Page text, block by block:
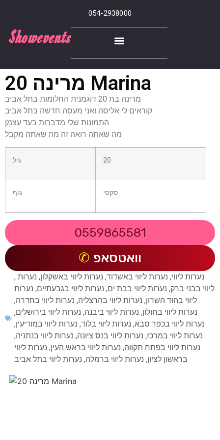
054-2938000
Showevents
מרינה 20 Marina
מרינה בת 20 דוגמנית החלומות בתל אביב
קוראים לי אליסה ואני מעסה חדשה בתל אביב
התמונות שלי מדברות בעד עצמן
מה שאתה רואה זה מה שאתה מקבל
גיל 20
גוף סקסי
0559865581
וואטסאפ
, נערות ליווי, נערות ליווי באשדוד, נערות ליווי באשקלון, נערות
ליווי בבני ברק, נערות ליווי בבת ים, נערות ליווי בגבעתיים, נערות
ליווי בהוד השרון, נערות ליווי בהרצליה, נערות ליווי בחדרה,
נערות ליווי בחולון, נערות ליווי ביבנה, נערות ליווי בירושלים,
נערות ליווי בכפר סבא, נערות ליווי בלוד, נערות ליווי במודיעין,
נערות ליווי במרכז, נערות ליווי בנס ציונה, נערות ליווי בנתניה,
נערות ליווי בפתח תקווה, נערות ליווי בראש העין, נערות ליווי
בראשון לציון, נערות ליווי ברמלה, נערות ליווי בתל אביב